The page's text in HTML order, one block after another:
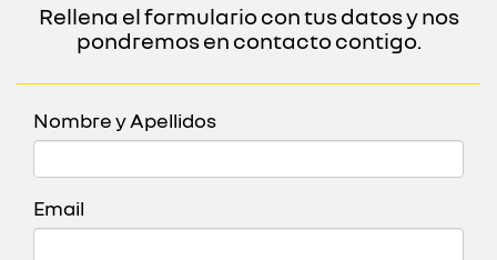
Rellena el formulario con tus datos y nos
pondremos en contacto contigo.
Nombre y Apellidos
Email